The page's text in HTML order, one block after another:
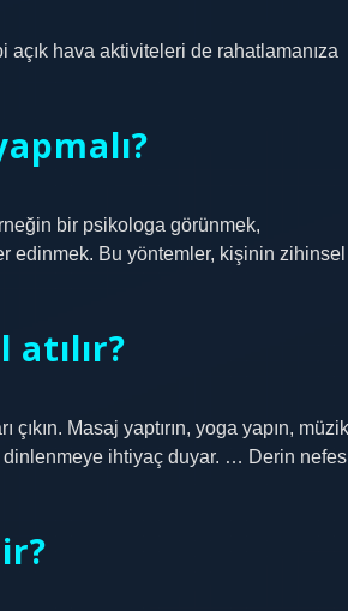
açık hava aktiviteleri de rahatlamanıza
bir psikologa görünmek,
edinmek. Bu yöntemler, kişinin zihinsel
Masaj yaptırın, yoga yapın, müzik
ihtiyaç duyar. … Derin nefes